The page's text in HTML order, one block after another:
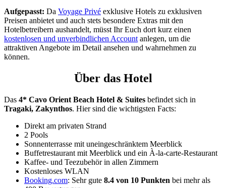
Aufgepasst: Da Voyage Privé exklusive Hotels zu exklusiven
Preisen anbietet und auch stets besondere Extras mit den
Hotelbetreibern aushandelt, müsst Ihr Euch dort kurz einen
kostenlosen und unverbindlichen Account anlegen, um die
attraktiven Angebote im Detail ansehen und wahrnehmen zu
können.
Über das Hotel
Das 4* Cavo Orient Beach Hotel & Suites befindet sich in
Tragaki, Zakynthos. Hier sind die wichtigsten Facts:
Direkt am privaten Strand
2 Pools
Sonnenterrasse mit uneingeschränktem Meerblick
Buffetrestaurant mit Meerblick und ein À-la-carte-Restaurant
Kaffee- und Teezubehör in allen Zimmern
Kostenloses WLAN
Booking.com: Sehr gute 8.4 von 10 Punkten bei mehr als